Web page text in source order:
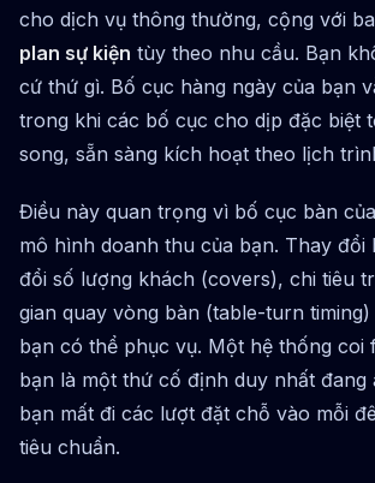
cho dịch vụ thông thường, cộng với
plan sự kiện tùy theo nhu cầu. Bạn
cứ thứ gì. Bố cục hàng ngày của bạn
trong khi các bố cục cho dịp đặc biệt
song, sẵn sàng kích hoạt theo lịch
Điều này quan trọng vì bố cục bàn
mô hình doanh thu của bạn. Thay đổi
đổi số lượng khách (covers), chi tiêu
gian quay vòng bàn (table-turn
bạn có thể phục vụ. Một hệ thống coi
bạn là một thứ cố định duy nhất đang
bạn mất đi các lượt đặt chỗ vào mỗi
tiêu chuẩn.